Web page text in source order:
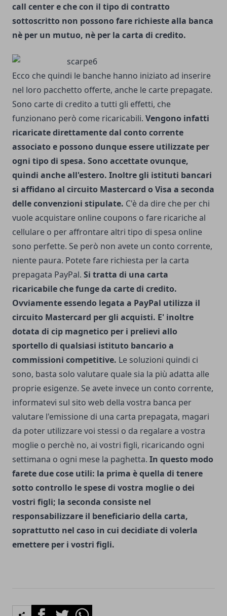
call center e che con il tipo di contratto
sottoscritto non possono fare richieste alla banca
nè per un mutuo, nè per la carta di credito.
Ecco che quindi le banche hanno iniziato ad inserire
nel loro pacchetto offerte, anche le carte prepagate.
Sono carte di credito a tutti gli effetti, che
funzionano però come ricaricabili. Vengono infatti
ricaricate direttamente dal conto corrente
associato e possono dunque essere utilizzate per
ogni tipo di spesa. Sono accettate ovunque,
quindi anche all'estero. Inoltre gli istituti bancari
si affidano al circuito Mastercard o Visa a seconda
delle convenzioni stipulate. C'è da dire che per chi
vuole acquistare online coupons o fare ricariche al
cellulare o per affrontare altri tipo di spesa online
sono perfette. Se però non avete un conto corrente,
niente paura. Potete fare richiesta per la carta
prepagata PayPal. Si tratta di una carta
ricaricabile che funge da carte di credito.
Ovviamente essendo legata a PayPal utilizza il
circuito Mastercard per gli acquisti. E' inoltre
dotata di cip magnetico per i prelievi allo
sportello di qualsiasi istituto bancario a
commissioni competitive. Le soluzioni quindi ci
sono, basta solo valutare quale sia la più adatta alle
proprie esigenze. Se avete invece un conto corrente,
informatevi sul sito web della vostra banca per
valutare l'emissione di una carta prepagata, magari
da poter utilizzare voi stessi o da regalare a vostra
moglie o perchè no, ai vostri figli, ricaricando ogni
settimana o ogni mese la paghetta. In questo modo
farete due cose utili: la prima è quella di tenere
sotto controllo le spese di vostra moglie o dei
vostri figli; la seconda consiste nel
responsabilizzare il beneficiario della carta,
soprattutto nel caso in cui decidiate di volerla
emettere per i vostri figli.
FacebookTwitterWhatsapp